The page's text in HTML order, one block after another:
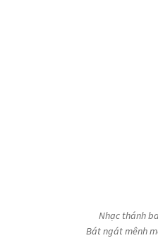
Nhạc thánh
Bát ngát mênh